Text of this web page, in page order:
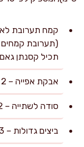
(תערובת קמחים
תכיל קסנתן
אבקת אפייה – 2 כפיות (8 גרם, ללא גלוטן)
סודה לשתייה – 1/2 כפית (2 גרם)
ביצים גדולות – 3 יחידות (150 גרם)